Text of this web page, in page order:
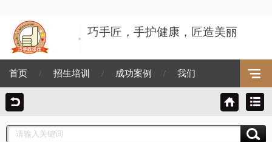
巧手匠，手护健康，匠造美丽
首页 / 招生培训 / 成功案例 / 我们